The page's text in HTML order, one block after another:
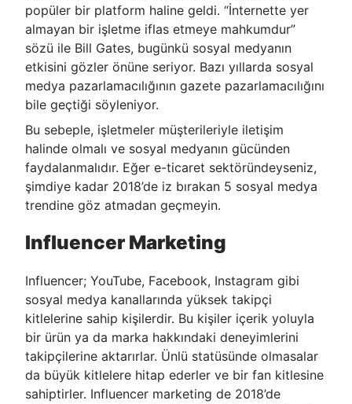
popüler bir platform haline geldi. “İnternette yer
almayan bir işletme iflas etmeye mahkumdur”
sözü ile Bill Gates, bugünkü sosyal medyanın
etkisini gözler önüne seriyor. Bazı yıllarda sosyal
medya pazarlamacılığının gazete pazarlamacılığını
bile geçtiği söyleniyor.
Bu sebeple, işletmeler müşterileriyle iletişim
halinde olmalı ve sosyal medyanın gücünden
faydalanmalıdır. Eğer e-ticaret sektöründeyseniz,
şimdiye kadar 2018’de iz bırakan 5 sosyal medya
trendine göz atmadan geçmeyin.
Influencer Marketing
Influencer; YouTube, Facebook, Instagram gibi
sosyal medya kanallarında yüksek takipçi
kitlelerine sahip kişilerdir. Bu kişiler içerik yoluyla
bir ürün ya da marka hakkındaki deneyimlerini
takipçilerine aktarırlar. Ünlü statüsünde olmasalar
da büyük kitlelere hitap ederler ve bir fan kitlesine
sahiptirler. Influencer marketing de 2018’de